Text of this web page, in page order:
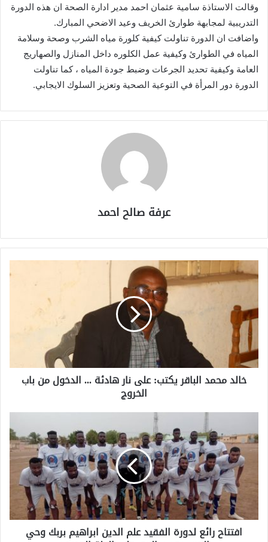
وقالت الاستاذة سامية عثمان احمد مدير ادارة الصحة ان هذه الدورة
التدريبية لمجابهة طوارئ الخريف وعيد الاضحي المبارك.
واضافت ان الدورة تناولت كيفية كلورة مياه الشرب وصحة وسلامة
المياه في الطوارئ وكيفية عمل الكلوره داخل المنازل والصهاريج
العامة وكيفية تحديد الجرعات وضبط جودة المياه ، كما تناولت
الدورة دور المرأة في التوعية الصحية وتعزيز السلوك الايجابي.
عرفة صالح احمد
خالد محمد الباقر يكتب: على نار هادئة ... الدخول من باب
الخروج
افتتاح رائع لدورة الفقيد علم الدين ابراهيم بربك وحي